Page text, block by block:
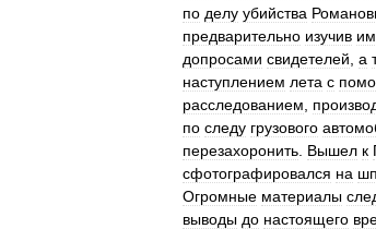
по делу убийства
предварительно изучив
допросами свидетелей а
наступлением лета с
расследованием
по следу грузового
перезахоронить Вышел к
сфотографировался на
Огромные материалы
выводы до настоящего